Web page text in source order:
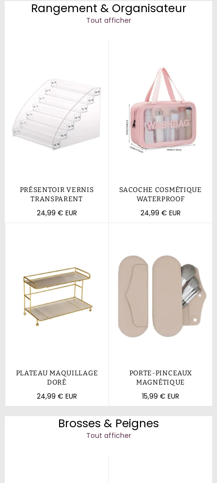
Rangement & Organisateur
Tout afficher
PRÉSENTOIR VERNIS
TRANSPARENT
Prix
24,99 € EUR
SACOCHE COSMÉTIQUE
WATERPROOF
Prix
24,99 € EUR
PLATEAU MAQUILLAGE
DORÉ
Prix
24,99 € EUR
PORTE-PINCEAUX
MAGNÉTIQUE
Prix
15,99 € EUR
Brosses & Peignes
Tout afficher